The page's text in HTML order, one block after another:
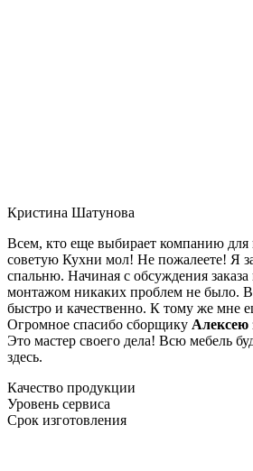
Кристина Шатунова
Всем, кто еще выбирает компанию для
советую Кухни мол! Не пожалеете! Я
спальню. Начиная с обсуждения заказа
монтажом никаких проблем не было.
быстро и качественно. К тому же мне
Огромное спасибо сборщику Алексею
Это мастер своего дела! Всю мебель
здесь.
Качество продукции
Уровень сервиса
Срок изготовления